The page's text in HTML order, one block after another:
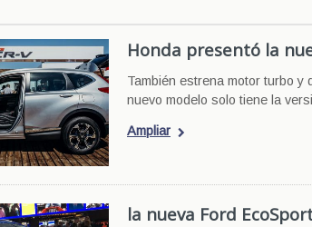
Honda presentó la
También estrena motor turbo
nuevo modelo solo tiene la
Ampliar
la nueva Ford